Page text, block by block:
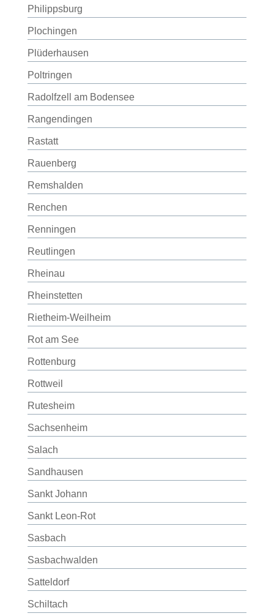
Philippsburg
Plochingen
Plüderhausen
Poltringen
Radolfzell am Bodensee
Rangendingen
Rastatt
Rauenberg
Remshalden
Renchen
Renningen
Reutlingen
Rheinau
Rheinstetten
Rietheim-Weilheim
Rot am See
Rottenburg
Rottweil
Rutesheim
Sachsenheim
Salach
Sandhausen
Sankt Johann
Sankt Leon-Rot
Sasbach
Sasbachwalden
Satteldorf
Schiltach